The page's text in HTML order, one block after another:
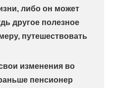
либо он может
другое полезное
путешествовать
изменения во
пенсионер